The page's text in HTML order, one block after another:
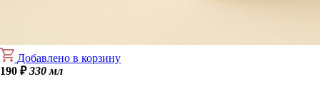
Добавлено в корзину
190 ₽ 330 мл